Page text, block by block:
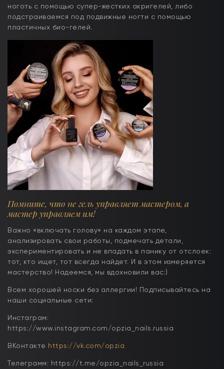
ноготь с помощью супер-жестких акригелей, либо
подстраиваемся под подвижные ногти с помощью
пластичных био-гелей.
Помните, что не гель управляет мастером, а
мастер управляем им!
Важно «включать голову» на каждом этапе,
анализировать свои работы, подмечать детали,
экспериментировать и не впадать в панику от отслоек:
тот, кто ищет, тот всегда найдет. И в этом измеряется
мастерство! Надеемся, мы вдохновили вас:)
Всем хорошей носки без аллергии! Подписывайтесь на
наши социальные сети:
Инстаграм:
https://www.instagram.com/opzia_nails.russia
ВКонтакте https://vk.com/opzia
Телеграмм: https://t.me/opzia_nails_russia